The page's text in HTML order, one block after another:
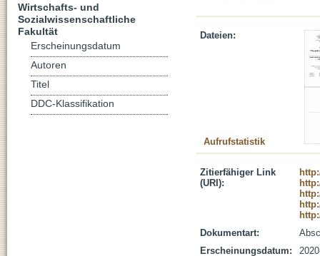
Dateien:
Aufrufstatistik
Zitierfähiger Link
(URI):
Dokumentart:
Erscheinungsdatum:
Wirtschafts- und
Sozialwissenschaftliche
Fakultät
Erscheinungsdatum
Autoren
Titel
DDC-Klassifikation